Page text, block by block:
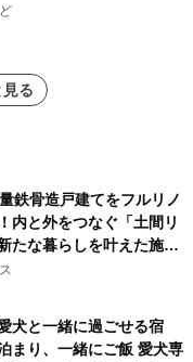
る
鉄骨造戸建てをフルリノ
内と外をつなぐ「土間リ
たな暮らしを叶えた施工
社アースが公開
犬と一緒に過ごせる宿
まり、一緒にご飯 愛犬専